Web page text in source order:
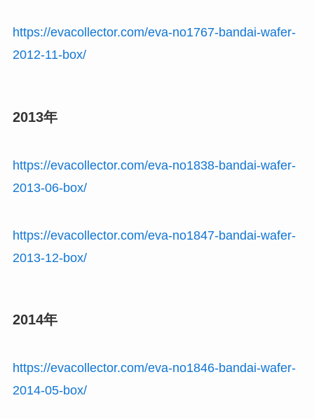
https://evacollector.com/eva-no1767-bandai-wafer-
2012-11-box/
2013年
https://evacollector.com/eva-no1838-bandai-wafer-
2013-06-box/
https://evacollector.com/eva-no1847-bandai-wafer-
2013-12-box/
2014年
https://evacollector.com/eva-no1846-bandai-wafer-
2014-05-box/